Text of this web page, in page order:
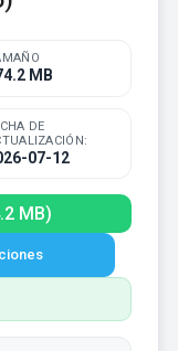
MB
DE
07-12
MB)